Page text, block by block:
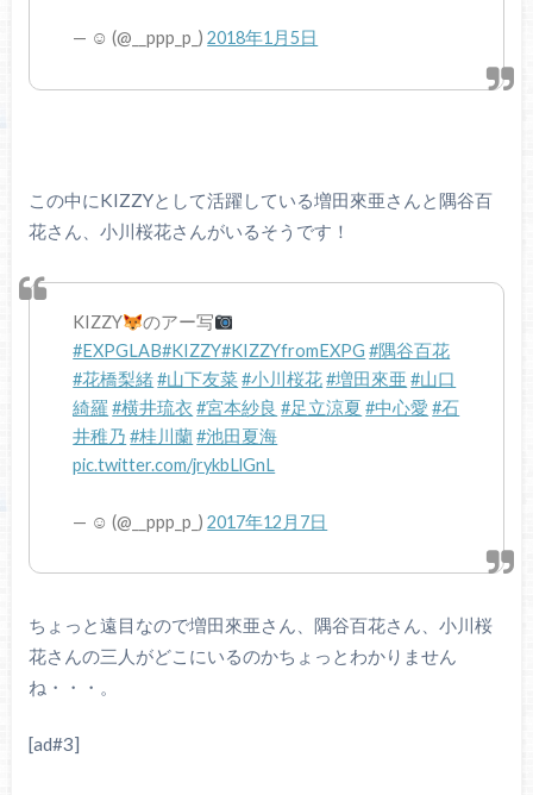
— ☺︎ (@__ppp_p_)2018年1月5日
この中にKIZZYとして活躍している増田來亜さんと隅谷百
花さん、小川桜花さんがいるそうです！
KIZZY
のアー写
#EXPGLAB#KIZZY#KIZZYfromEXPG #隅谷百花
#花橋梨緒#山下友菜#小川桜花#増田來亜 #山口
綺羅 #横井琉衣 #宮本紗良 #足立涼夏 #中心愛 #石
井稚乃 #桂川蘭#池田夏海
pic.twitter.com/jrykbLlGnL
— ☺︎ (@__ppp_p_)2017年12月7日
ちょっと遠目なので増田來亜さん、隅谷百花さん、小川桜
花さんの三人がどこにいるのかちょっとわかりません
ね・・・。
[ad#3]